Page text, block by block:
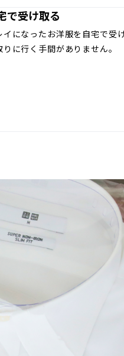
で受け取る
イになったお洋服を自宅で受
りに行く手間がありません。